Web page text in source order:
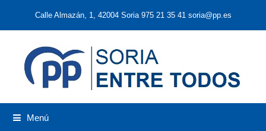
Calle Almazán, 1, 42004 Soria 975 21 35 41 soria@pp.es
Menú